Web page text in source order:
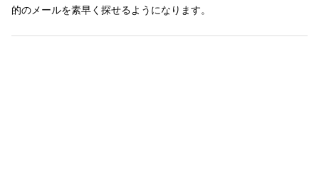
的のメールを素早く探せるようになります。